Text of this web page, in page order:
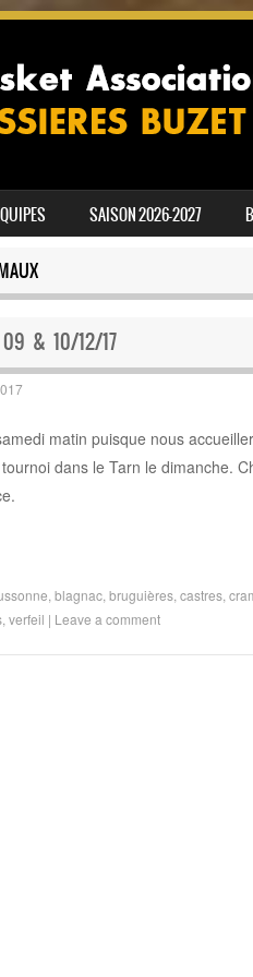
SAISON 2026-2027
09 & 10/12/17
matin puisque nous
dans le Tarn le dimanche.
blagnac, bruguières, castres,
, verfeil | Leave a comment